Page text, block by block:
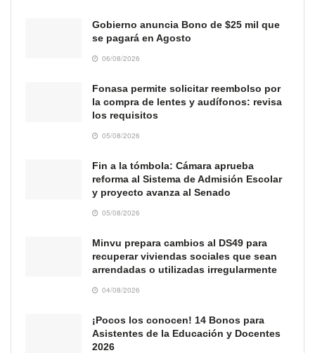
Gobierno anuncia Bono de $25 mil que
se pagará en Agosto
06/08/2026
Fonasa permite solicitar reembolso por
la compra de lentes y audífonos: revisa
los requisitos
05/08/2026
Fin a la tómbola: Cámara aprueba
reforma al Sistema de Admisión Escolar
y proyecto avanza al Senado
05/08/2026
Minvu prepara cambios al DS49 para
recuperar viviendas sociales que sean
arrendadas o utilizadas irregularmente
04/08/2026
¡Pocos los conocen! 14 Bonos para
Asistentes de la Educación y Docentes
2026